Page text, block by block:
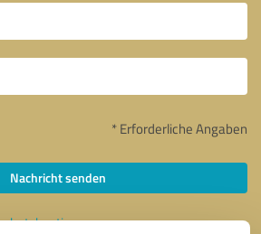
* Erforderliche Angaben
Nachricht senden
zu.